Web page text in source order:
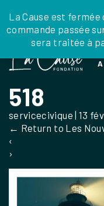
to
the
La Cause est fermée
commande passée
sera traitée à
JE DONNE JE PARRAINE
518
servicecivique | 13
← Return to Les
‹
›